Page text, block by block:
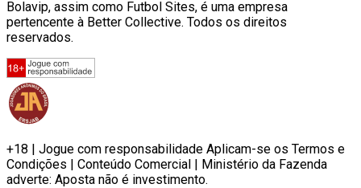
Bolavip, assim como Futbol Sites, é uma empresa
pertencente à Better Collective. Todos os direitos
reservados.
+18 | Jogue com responsabilidade Aplicam-se os Termos e
Condições | Conteúdo Comercial | Ministério da Fazenda
adverte: Aposta não é investimento.